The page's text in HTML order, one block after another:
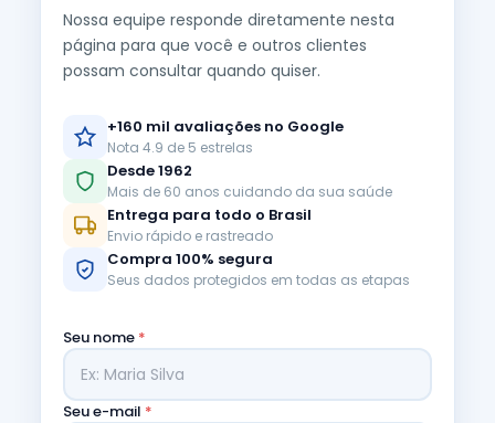
Nossa equipe responde diretamente nesta
página para que você e outros clientes
possam consultar quando quiser.
+160 mil avaliações no Google
Nota 4.9 de 5 estrelas
Desde 1962
Mais de 60 anos cuidando da sua saúde
Entrega para todo o Brasil
Envio rápido e rastreado
Compra 100% segura
Seus dados protegidos em todas as etapas
Seu nome *
Seu e-mail *